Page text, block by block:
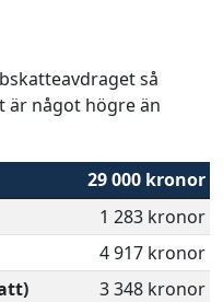
så
är något högre än
29 000 kronor
1 283 kronor
4 917 kronor
3 348 kronor